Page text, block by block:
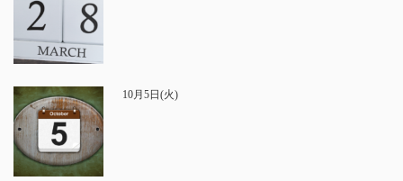
10月5日(火)